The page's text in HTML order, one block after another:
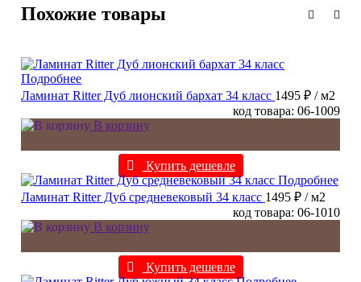
Похожие товары
Подробнее
Ламинат Ritter Дуб лионский бархат 34 класс 1495 ₽ / м2
код товара: 06-1009
В корзину
Купить дешевле
Подробнее
Ламинат Ritter Дуб средневековый 34 класс 1495 ₽ / м2
код товара: 06-1010
В корзину
Купить дешевле